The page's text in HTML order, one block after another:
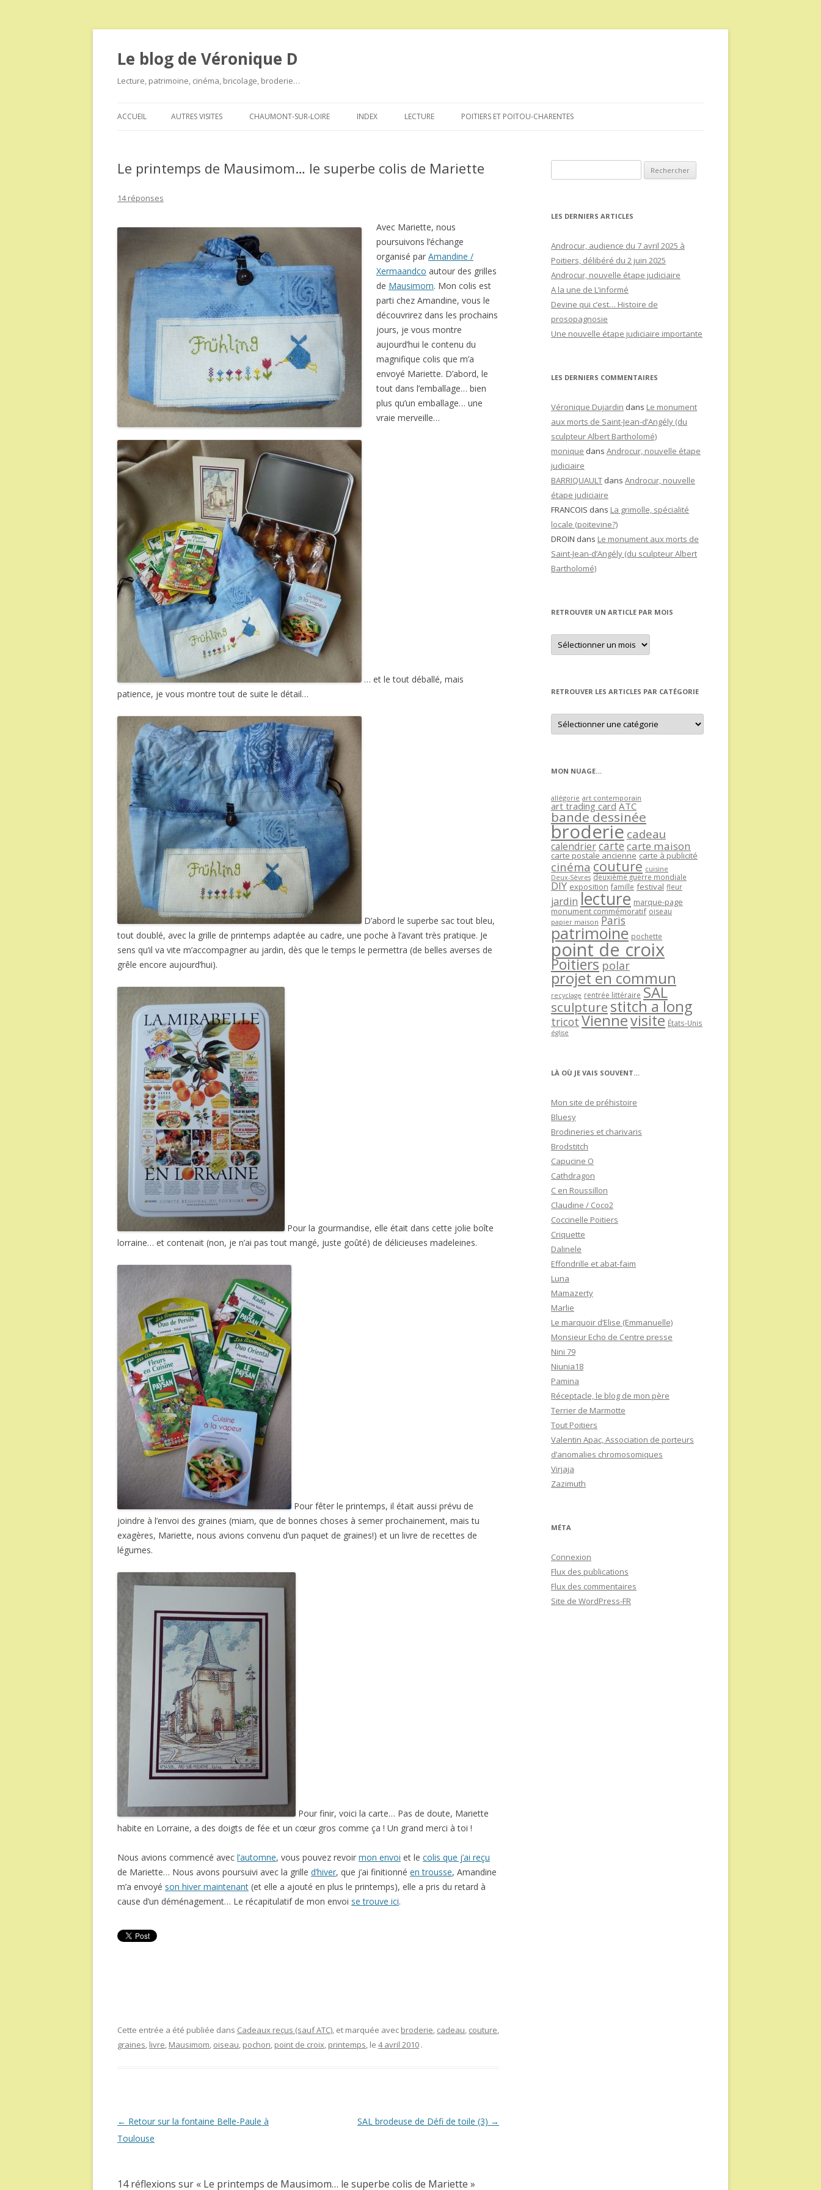
Le blog de Véronique D
Lecture, patrimoine, cinéma, bricolage, broderie…
au
ACCUEIL AUTRES VISITES CHAUMONT-SUR-LOIRE INDEX LECTURE POITIERS ET POITOU-CHARENTES
Le printemps de Mausimom… le superbe colis de Mariette
14 réponses
Avec Mariette, nous
poursuivons l’échange
organisé par Amandine /
Xermaandco autour des grilles
de Mausimom. Mon colis est
parti chez Amandine, vous le
découvrirez dans les prochains
jours, je vous montre
aujourd’hui le contenu du
magnifique colis que m’a
envoyé Mariette. D’abord, le
tout dans l’emballage… bien
plus qu’un emballage… une
vraie merveille…
… et le tout déballé, mais
patience, je vous montre tout de suite le détail…
D’abord le superbe sac tout bleu,
tout doublé, avec la grille de printemps adaptée au cadre, une poche à l’avant très pratique. Je
sens qu’il va vite m’accompagner au jardin, dès que le temps le permettra (de belles averses de
grêle encore aujourd’hui).
Pour la gourmandise, elle était dans cette jolie boîte
lorraine… et contenait (non, je n’ai pas tout mangé, juste goûté) de délicieuses madeleines.
Pour fêter le printemps, il était aussi prévu de
joindre à l’envoi des graines (miam, que de bonnes choses à semer prochainement, mais tu
exagères, Mariette, nous avions convenu d’un paquet de graines!) et un livre de recettes de
légumes.
Pour finir, voici la carte… Pas de doute, Mariette
habite en Lorraine, a des doigts de fée et un cœur gros comme ça ! Un grand merci à toi !
Nous avions commencé avec l’automne, vous pouvez revoir mon envoi et le colis que j’ai reçu
de Mariette… Nous avons poursuivi avec la grille d’hiver, que j’ai finitionné en trousse, Amandine
m’a envoyé son hiver maintenant (et elle a ajouté en plus le printemps), elle a pris du retard à
cause d’un déménagement… Le récapitulatif de mon envoi se trouve ici.
Cette entrée a été publiée dans Cadeaux reçus (sauf ATC), et marquée avec broderie, cadeau, couture,
graines, livre, Mausimom, oiseau, pochon, point de croix, printemps, le 4 avril 2010 .
Navigation
des
← Retour sur la fontaine Belle-Paule à
Toulouse
SAL brodeuse de Défi de toile (3) →
14 réflexions sur « Le printemps de Mausimom… le superbe colis de Mariette »
LES DERNIERS ARTICLES
Androcur, audience du 7 avril 2025 à
Poitiers, délibéré du 2 juin 2025
Androcur, nouvelle étape judiciaire
A la une de L’informé
Devine qui c’est… Histoire de
prosopagnosie
Une nouvelle étape judiciaire importante
LES DERNIERS COMMENTAIRES
Véronique Dujardin dans Le monument
aux morts de Saint-Jean-d’Angély (du
sculpteur Albert Bartholomé)
monique dans Androcur, nouvelle étape
judiciaire
BARRIQUAULT dans Androcur, nouvelle
étape judiciaire
FRANCOIS dans La grimolle, spécialité
locale (poitevine?)
DROIN dans Le monument aux morts de
Saint-Jean-d’Angély (du sculpteur Albert
Bartholomé)
RETROUVER UN ARTICLE PAR MOIS
Retrouver
un
article
RETROUVER LES ARTICLES PAR CATÉGORIE
Retrouver
les
articles
MON NUAGE…
allégorie art contemporain
art trading card ATC
bande dessinée
broderie cadeau
calendriercartecarte maison
carte postale ancienne carte à publicité
cinéma couture cuisine
Deux-Sèvres deuxième guerre mondiale
DIY exposition famille festival fleur
jardin lecture marque-page
monument commémoratif oiseau
papier maison Paris
patrimoine pochette
point de croix
Poitiers polar
projet en commun
recyclage rentrée littéraire SAL
sculpture stitch a long
tricot Viennevisite États-Unis
église
LÀ OÙ JE VAIS SOUVENT…
Mon site de préhistoire
Bluesy
Brodineries et charivaris
Brodstitch
Capucine O
Cathdragon
C en Roussillon
Claudine / Coco2
Coccinelle Poitiers
Criquette
Dalinele
Effondrille et abat-faim
Luna
Mamazerty
Marlie
Le marquoir d’Elise (Emmanuelle)
Monsieur Echo de Centre presse
Nini 79
Niunia18
Pamina
Réceptacle, le blog de mon père
Terrier de Marmotte
Tout Poitiers
Valentin Apac, Association de porteurs
d’anomalies chromosomiques
Virjaja
Zazimuth
MÉTA
Connexion
Flux des publications
Flux des commentaires
Site de WordPress-FR